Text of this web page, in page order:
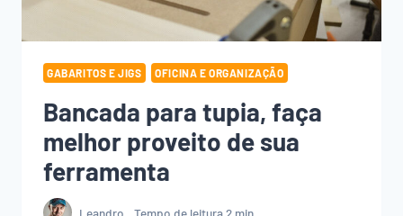
GABARITOS E JIGS OFICINA E ORGANIZAÇÃO
Bancada para tupia, faça
melhor proveito de sua
ferramenta
Leandro Tempo de leitura2 min